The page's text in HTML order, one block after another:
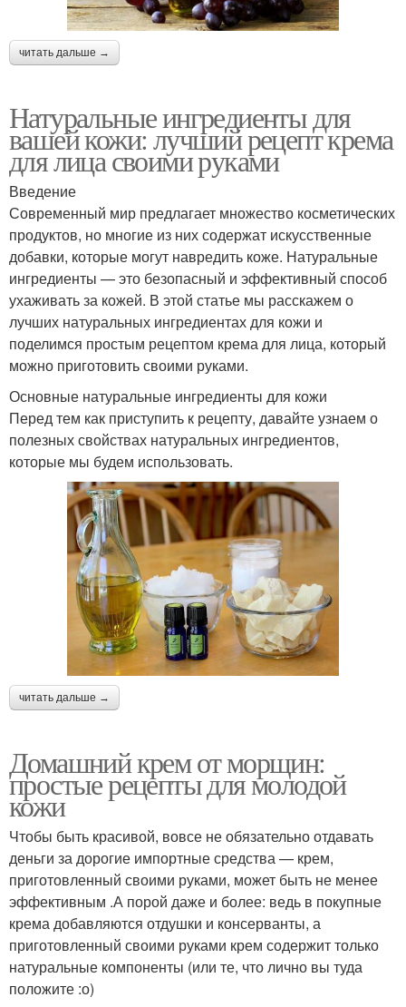
читать дальше →
Натуральные ингредиенты для
вашей кожи: лучший рецепт крема
для лица своими руками
Введение
Современный мир предлагает множество косметических
продуктов, но многие из них содержат искусственные
добавки, которые могут навредить коже. Натуральные
ингредиенты — это безопасный и эффективный способ
ухаживать за кожей. В этой статье мы расскажем о
лучших натуральных ингредиентах для кожи и
поделимся простым рецептом крема для лица, который
можно приготовить своими руками.
Основные натуральные ингредиенты для кожи
Перед тем как приступить к рецепту, давайте узнаем о
полезных свойствах натуральных ингредиентов,
которые мы будем использовать.
читать дальше →
Домашний крем от морщин:
простые рецепты для молодой
кожи
Чтобы быть красивой, вовсе не обязательно отдавать
деньги за дорогие импортные средства — крем,
приготовленный своими руками, может быть не менее
эффективным .А порой даже и более: ведь в покупные
крема добавляются отдушки и консерванты, а
приготовленный своими руками крем содержит только
натуральные компоненты (или те, что лично вы туда
положите :о)